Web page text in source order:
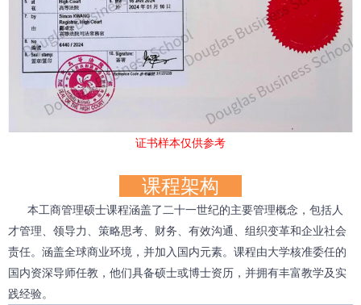
证书样本仅供参考
课程架构
本工商管理硕士课程涵盖了二十一世纪的主要管理概念，包括人
才管理、领导力、策略思考、财务、有效沟通、组织变革和企业社会
责任。涵盖全球商业环境，并加入国内元素。课程由大学核准委任的
国内资深导师任教，他们具备硕士或博士资历，并拥有丰富教学及实
践经验。